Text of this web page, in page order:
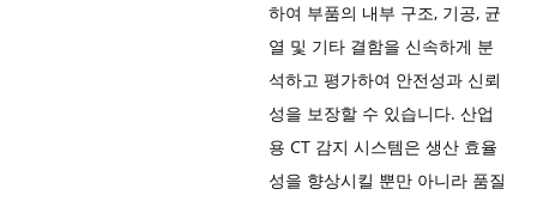
하여 부품의 내부 구조, 기공, 균
열 및 기타 결함을 신속하게 분
석하고 평가하여 안전성과 신뢰
성을 보장할 수 있습니다. 산업
용 CT 감지 시스템은 생산 효율
성을 향상시킬 뿐만 아니라 품질